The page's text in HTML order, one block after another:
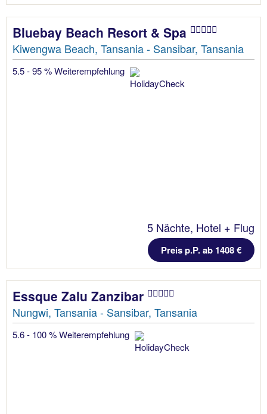
Bluebay Beach Resort & Spa
Kiwengwa Beach, Tansania - Sansibar, Tansania
5.5 - 95 % Weiterempfehlung
5 Nächte, Hotel + Flug
Preis p.P. ab 1408 €
Essque Zalu Zanzibar
Nungwi, Tansania - Sansibar, Tansania
5.6 - 100 % Weiterempfehlung